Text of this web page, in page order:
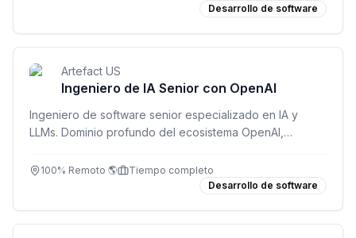
Desarrollo de software
Artefact US
Ingeniero de IA Senior con OpenAI
Ingeniero de software senior especializado en IA y
LLMs. Dominio profundo del ecosistema OpenAI,
producción. Inglés fluido C1/C2 obligatorio.
100% Remoto 🌎
Tiempo completo
Desarrollo de software